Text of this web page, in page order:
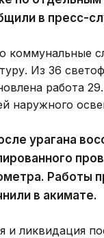
в пресс-
коммунальные
Из 36
работа
наружного
урагана
Работы
в акимате.
и ликвидация